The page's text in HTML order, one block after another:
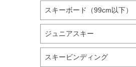
スキーボード（99cm以下）
ジュニアスキー
スキービンディング